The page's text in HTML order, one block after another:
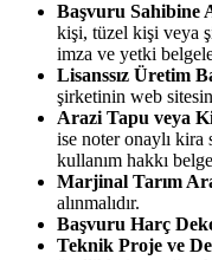
Başvuru Sahibine
kişi, tüzel kişi veya
imza ve yetki
Lisanssız Üretim
şirketinin web
Arazi Tapu veya
ise noter onaylı kira
kullanım hakkı
Marjinal Tarım
alınmalıdır.
Başvuru Harç
Teknik Proje ve